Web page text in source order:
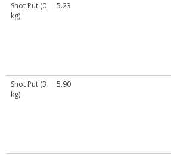
Shot Put (0
kg)
5.23
Shot Put (3
kg)
5.90